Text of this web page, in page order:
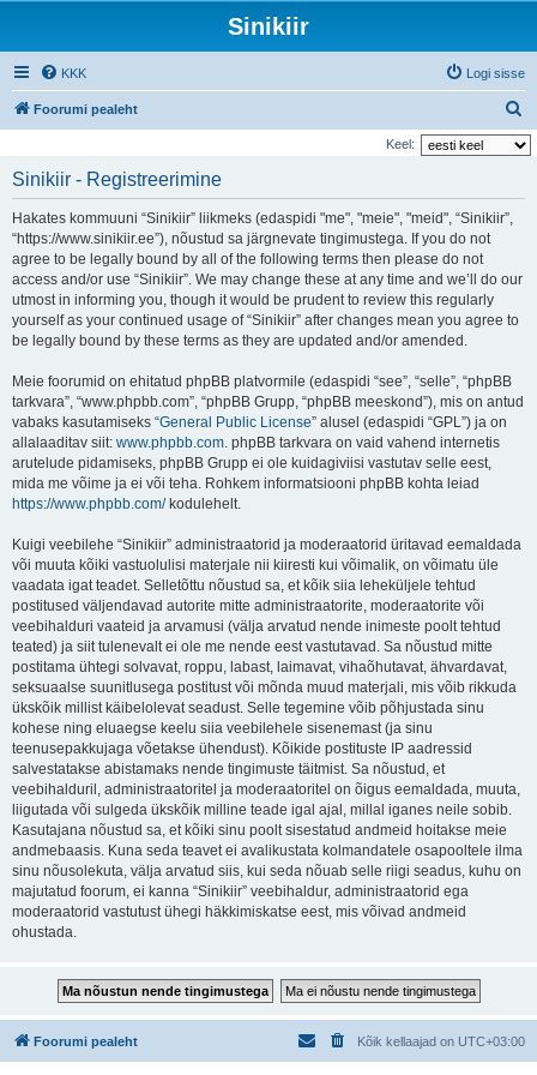
Sinikiir
KKK Logi sisse
Foorumi pealeht
t
Keel:
Sinikiir - Registreerimine
Hakates kommuuni “Sinikiir” liikmeks (edaspidi "me", "meie", "meid", “Sinikiir”,
“https://www.sinikiir.ee”), nõustud sa järgnevate tingimustega. If you do not
agree to be legally bound by all of the following terms then please do not
access and/or use “Sinikiir”. We may change these at any time and we’ll do our
utmost in informing you, though it would be prudent to review this regularly
yourself as your continued usage of “Sinikiir” after changes mean you agree to
be legally bound by these terms as they are updated and/or amended.
Meie foorumid on ehitatud phpBB platvormile (edaspidi “see”, “selle”, “phpBB
tarkvara”, “www.phpbb.com”, “phpBB Grupp, “phpBB meeskond”), mis on antud
vabaks kasutamiseks “General Public License” alusel (edaspidi “GPL”) ja on
allalaaditav siit: www.phpbb.com. phpBB tarkvara on vaid vahend internetis
arutelude pidamiseks, phpBB Grupp ei ole kuidagiviisi vastutav selle eest,
mida me võime ja ei või teha. Rohkem informatsiooni phpBB kohta leiad
https://www.phpbb.com/kodulehelt.
Kuigi veebilehe “Sinikiir” administraatorid ja moderaatorid üritavad eemaldada
või muuta kõiki vastuolulisi materjale nii kiiresti kui võimalik, on võimatu üle
vaadata igat teadet. Selletõttu nõustud sa, et kõik siia leheküljele tehtud
postitused väljendavad autorite mitte administraatorite, moderaatorite või
veebihalduri vaateid ja arvamusi (välja arvatud nende inimeste poolt tehtud
teated) ja siit tulenevalt ei ole me nende eest vastutavad. Sa nõustud mitte
postitama ühtegi solvavat, roppu, labast, laimavat, vihaõhutavat, ähvardavat,
seksuaalse suunitlusega postitust või mõnda muud materjali, mis võib rikkuda
ükskõik millist käibelolevat seadust. Selle tegemine võib põhjustada sinu
kohese ning eluaegse keelu siia veebilehele sisenemast (ja sinu
teenusepakkujaga võetakse ühendust). Kõikide postituste IP aadressid
salvestatakse abistamaks nende tingimuste täitmist. Sa nõustud, et
veebihalduril, administraatoritel ja moderaatoritel on õigus eemaldada, muuta,
liigutada või sulgeda ükskõik milline teade igal ajal, millal iganes neile sobib.
Kasutajana nõustud sa, et kõiki sinu poolt sisestatud andmeid hoitakse meie
andmebaasis. Kuna seda teavet ei avalikustata kolmandatele osapooltele ilma
sinu nõusolekuta, välja arvatud siis, kui seda nõuab selle riigi seadus, kuhu on
majutatud foorum, ei kanna “Sinikiir” veebihaldur, administraatorid ega
moderaatorid vastutust ühegi häkkimiskatse eest, mis võivad andmeid
ohustada.
Foorumi pealeht Kõik kellaajad on UTC+03:00